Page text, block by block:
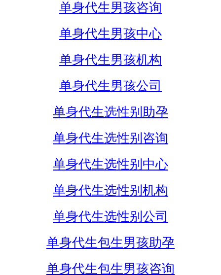
单身代生男孩咨询
单身代生男孩中心
单身代生男孩机构
单身代生男孩公司
单身代生选性别助孕
单身代生选性别咨询
单身代生选性别中心
单身代生选性别机构
单身代生选性别公司
单身代生包生男孩助孕
单身代生包生男孩咨询